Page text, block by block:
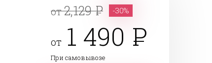
от2,129 -30%
от 1 490
При самовывозе